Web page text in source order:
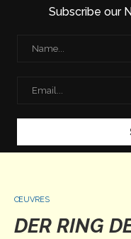
Subscribe our
ŒUVRES
DER RING